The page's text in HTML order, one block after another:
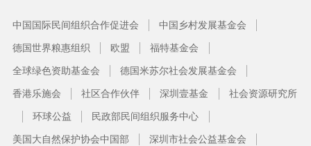
中国国际民间组织合作促进会 中国乡村发展基金会
德国世界粮惠组织 欧盟 福特基金会
全球绿色资助基金会 德国米苏尔社会发展基金会
香港乐施会 社区合作伙伴 深圳壹基金 社会资源研究所
环球公益 民政部民间组织服务中心
美国大自然保护协会中国部 深圳市社会公益基金会